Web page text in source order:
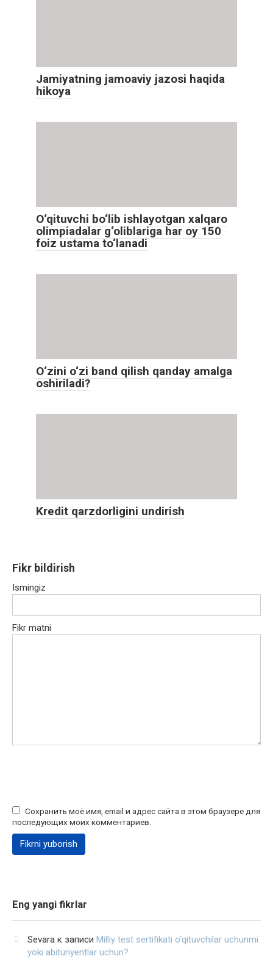
Jamiyatning jamoaviy jazosi haqida
hikoya
O‘qituvchi bo‘lib ishlayotgan xalqaro
olimpiadalar g‘oliblariga har oy 150
foiz ustama to‘lanadi
O‘zini o‘zi band qilish qanday amalga
oshiriladi?
Kredit qarzdorligini undirish
Fikr bildirish
Ismingiz
Fikr matni
Сохранить моё имя, email и адрес сайта в этом браузере для
последующих моих комментариев.
Eng yangi fikrlar
Sevara к записи Milliy test sertifikati o‘qituvchilar uchunmi
yoki abituriyentlar uchun?